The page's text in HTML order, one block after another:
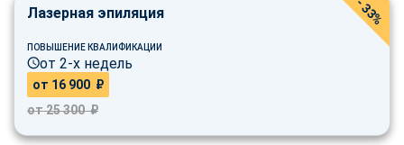
Лазерная эпиляция
ПОВЫШЕНИЕ КВАЛИФИКАЦИИ
от 2-х недель
от 16 900 ₽
от 25 300 ₽
- 33%